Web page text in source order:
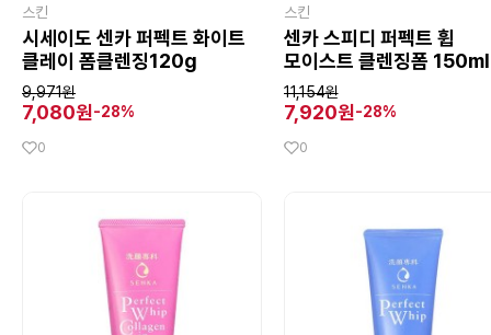
스킨
시세이도 센카 퍼펙트 화이트
클레이 폼클렌징120g
9,971원
7,080원-28%
0
스킨
센카 스피디 퍼펙트 휩
모이스트 클렌징폼 150ml
11,154원
7,920원-28%
0